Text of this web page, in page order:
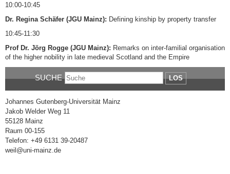
10:00-10:45
Dr. Regina Schäfer (JGU Mainz): Defining kinship by property transfer
10:45-11:30
Prof Dr. Jörg Rogge (JGU Mainz): Remarks on inter-familial organisation
of the higher nobility in late medieval Scotland and the Empire
SUCHE LOS
Johannes Gutenberg-Universität Mainz
Jakob Welder Weg 11
55128 Mainz
Raum 00-155
Telefon: +49 6131 39-20487
weil@uni-mainz.de